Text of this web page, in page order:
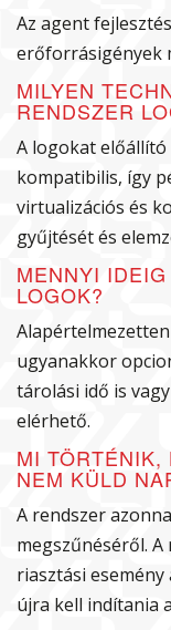
Az agent
erőforrásigények
MILYEN
RENDSZER
A logokat
kompatibilis, így
virtualizációs és
gyűjtését és
MENNYI
LOGOK?
ugyanakkor
tárolási idő is
elérhető.
MI TÖRTÉNIK,
NEM KÜLD
A rendszer
megszűnéséről.
riasztási
újra kell indítania